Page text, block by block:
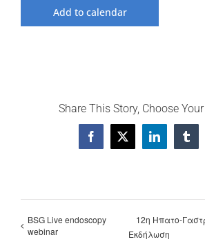
Add to calendar
Share This Story, Choose
Facebook
X LinkedIn
BSG Live endoscopy
webinar
12η Ηπατο-
Εκδήλωση